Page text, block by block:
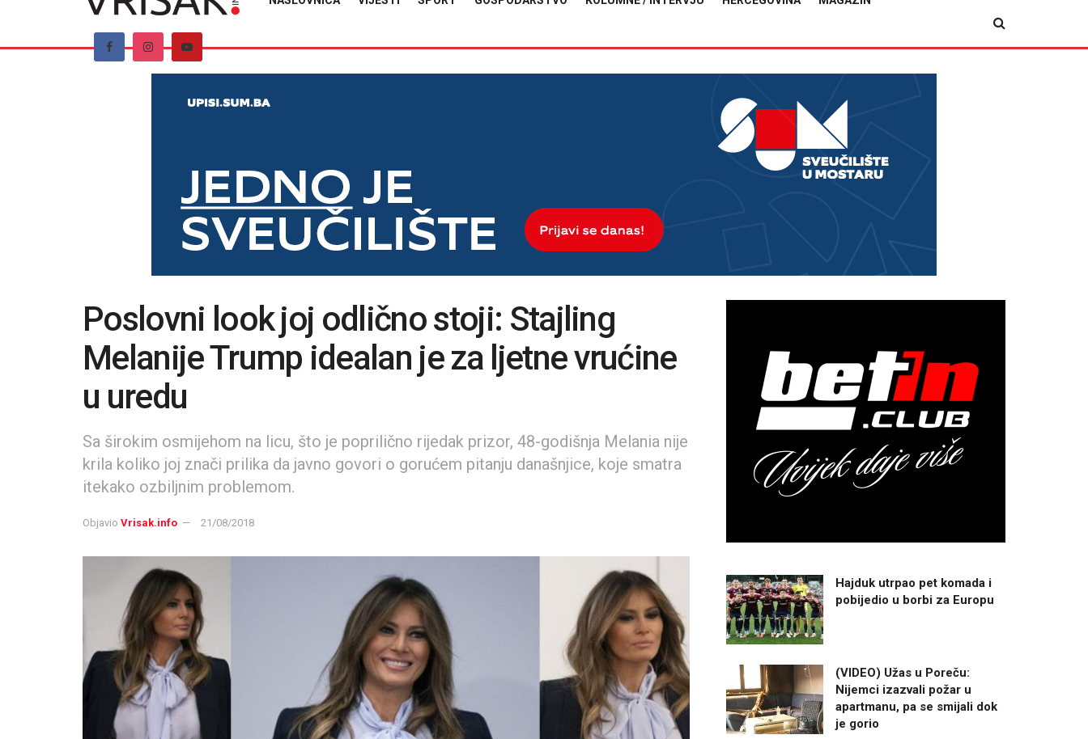
Poslovni look joj odlično stoji: Stajling
Melanije Trump idealan je za ljetne vrućine
u uredu
Sa širokim osmijehom na licu, što je poprilično rijedak prizor, 48-godišnja Melania nije
krila koliko joj znači prilika da javno govori o gorućem pitanju današnjice, koje smatra
itekako ozbiljnim problemom.
Objavio Vrisak.info 21/08/2018
Hajduk utrpao pet komada i
pobijedio u borbi za Europu
(VIDEO) Užas u Poreču:
Nijemci izazvali požar u
apartmanu, pa se smijali dok
je gorio